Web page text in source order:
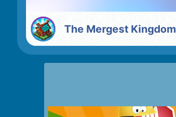
The Mergest Kingdom